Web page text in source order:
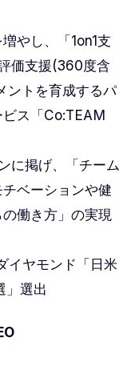
やし、「1on1支
価支援(360度含
ントを育成するパ
ス「Co:TEAM
に掲げ、「チーム
ベーションや健
働き方」の実現
イヤモンド「日米
」選出